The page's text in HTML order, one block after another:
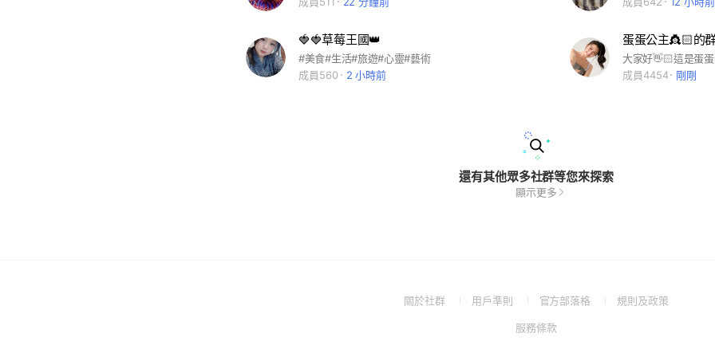
🍓🍓草莓王國👑
#美食#生活#旅遊#心靈#藝術
成員560
2 小時前
蛋蛋公主👸🏻的
大家好👋🏻這是蛋
成員4454
剛剛
還有其他眾多社群等您來探索
顯示更多
關於社群
(Open用戶準則
(Open
a
官方部落格
(Open規則及政策(Open
服務條款(Open